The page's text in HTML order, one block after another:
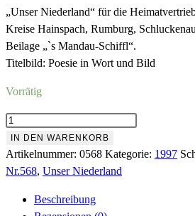
war:
4,00 €
ist:
1,18
„Unser Niederland“ für die
Kreise Hainspach, Rumburg,
Beilage „`s Mandau-Schiffl“.
Titelbild: Poesie in Wort und Bild
Vorrätig
Nr.568
März
1997
Menge
IN DEN WARENKORB
Artikelnummer: 0568 Kategorie: 1997
Nr.568, Unser Niederland
Beschreibung